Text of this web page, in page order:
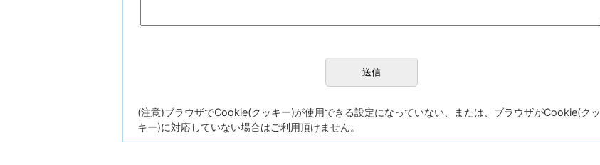
(注意)ブラウザでCookie(クッキー)が使用できる設定になっていない、または、ブラウザがCookie(クッ
キー)に対応していない場合はご利用頂けません。